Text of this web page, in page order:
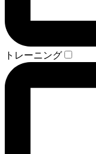
トレーニング